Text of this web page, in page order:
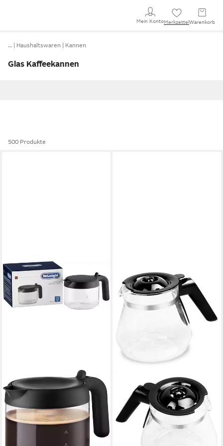
Mein KontoMerkzettel Warenkorb
… Haushaltswaren Kannen
Glas Kaffeekannen
500 Produkte